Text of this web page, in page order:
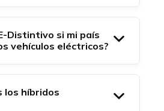
Distintivo si mi país
vehículos eléctricos?
los híbridos